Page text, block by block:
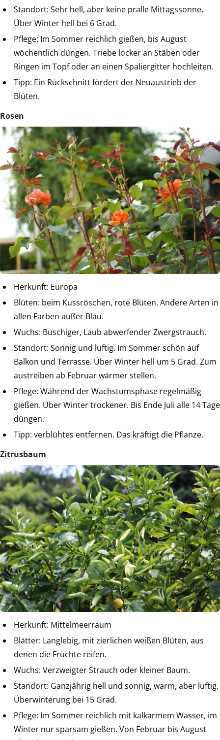
Standort: Sehr hell, aber keine pralle Mittagssonne.
Über Winter hell bei 6 Grad.
Pflege: Im Sommer reichlich gießen, bis August
wöchentlich düngen. Triebe locker an Stäben oder
Ringen im Topf oder an einen Spaliergitter hochleiten.
Tipp: Ein Rückschnitt fördert der Neuaustrieb der
Blüten.
Rosen
Herkunft: Europa
Blüten: beim Kussröschen, rote Blüten. Andere Arten in
allen Farben außer Blau.
Wuchs: Buschiger, Laub abwerfender Zwergstrauch.
Standort: Sonnig und luftig. Im Sommer schön auf
Balkon und Terrasse. Über Winter hell um 5 Grad. Zum
austreiben ab Februar wärmer stellen.
Pflege: Während der Wachstumsphase regelmäßig
gießen. Über Winter trockener. Bis Ende Juli alle 14 Tage
düngen.
Tipp: verblühtes entfernen. Das kräftigt die Pflanze.
Zitrusbaum
Herkunft: Mittelmeerraum
Blätter: Langlebig, mit zierlichen weißen Blüten, aus
denen die Früchte reifen.
Wuchs: Verzweigter Strauch oder kleiner Baum.
Standort: Ganzjährig hell und sonnig, warm, aber luftig.
Überwinterung bei 15 Grad.
Pflege: Im Sommer reichlich mit kalkarmem Wasser, im
Winter nur sparsam gießen. Von Februar bis August